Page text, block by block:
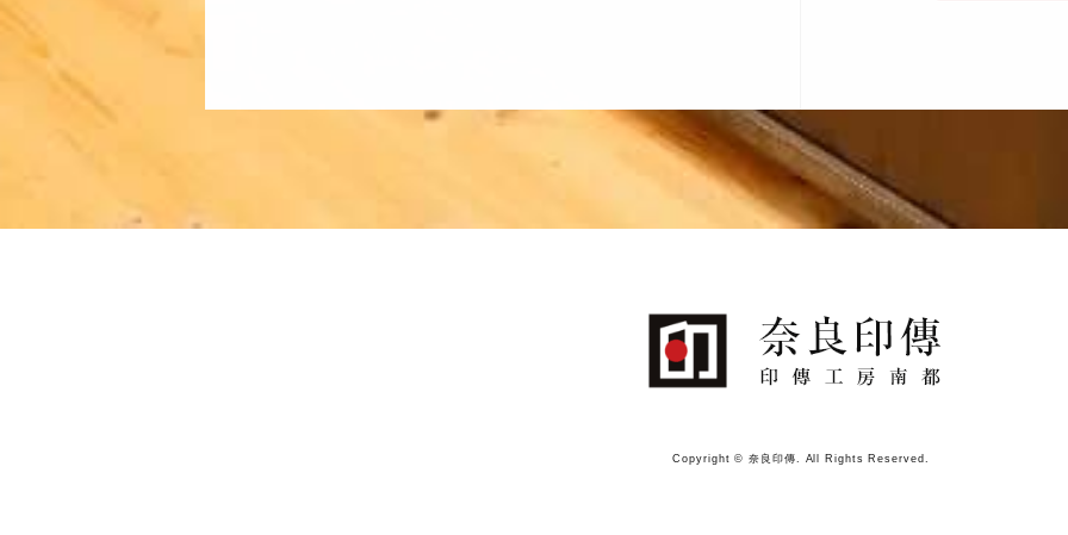
Copyright © 奈良印傳. All Rights Reserved.